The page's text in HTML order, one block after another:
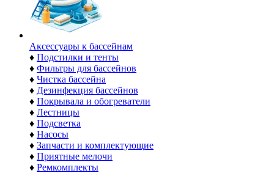
Аксессуары к бассейнам
♦ Подстилки и тенты
♦ Фильтры для бассейнов
♦ Чистка бассейна
♦ Дезинфекция бассейнов
♦ Покрывала и обогреватели
♦ Лестницы
♦ Подсветка
♦ Насосы
♦ Запчасти и комплектующие
♦ Приятные мелочи
♦ Ремкомплекты